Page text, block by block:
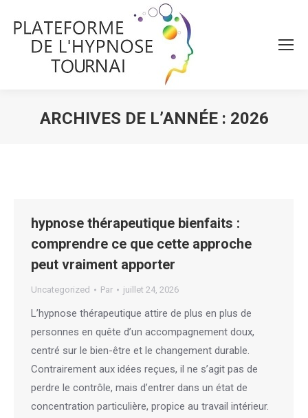
ARCHIVES DE L’ANNÉE : 2026
hypnose thérapeutique bienfaits :
comprendre ce que cette approche
peut vraiment apporter
Uncategorized Par juillet 24, 2026
L’hypnose thérapeutique attire de plus en plus de
personnes en quête d’un accompagnement doux,
centré sur le bien-être et le changement durable.
Contrairement aux idées reçues, il ne s’agit pas de
perdre le contrôle, mais d’entrer dans un état de
concentration particulière, propice au travail intérieur.